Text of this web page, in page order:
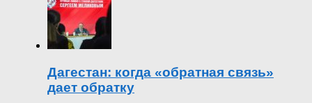
Дагестан: когда «обратная связь»
дает обратку